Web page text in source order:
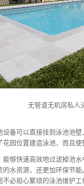
无管道无机房私人
备可以直接挂到泳池池
园位置建造泳池，而且使
够快速高效地过滤掉池
水资源，还更加环保节
必担心繁琐的泳池维护工